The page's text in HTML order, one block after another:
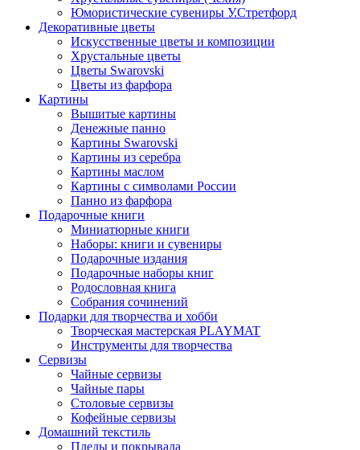
Юмористические сувениры У.Стретфорд
Декоративные цветы
Искусственные цветы и композиции
Хрустальные цветы
Цветы Swarovski
Цветы из фарфора
Картины
Вышитые картины
Денежные панно
Картины Swarovski
Картины из серебра
Картины маслом
Картины с символами России
Панно из фарфора
Подарочные книги
Миниатюрные книги
Наборы: книги и сувениры
Подарочные издания
Подарочные наборы книг
Родословная книга
Собрания сочинений
Подарки для творчества и хобби
Творческая мастерская PLAYMAT
Инструменты для творчества
Cервизы
Чайные сервизы
Чайные пары
Столовые сервизы
Кофейные сервизы
Домашний текстиль
Пледы и покрывала